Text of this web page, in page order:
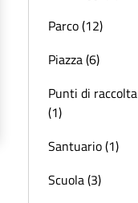
Parco (12)
Piazza (6)
Punti di raccolta
(1)
Santuario (1)
Scuola (3)